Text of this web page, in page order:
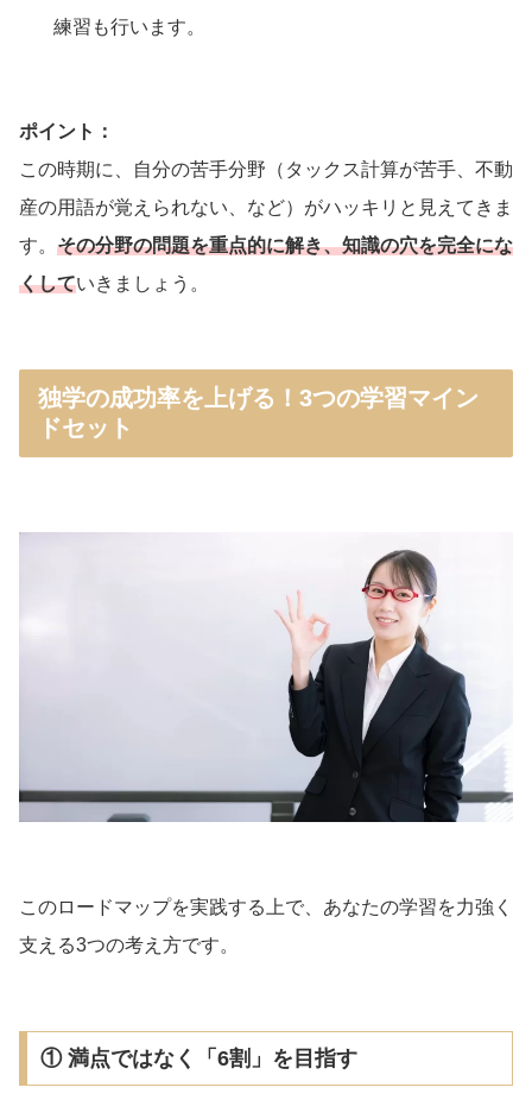
練習も行います。
ポイント：
この時期に、自分の苦手分野（タックス計算が苦手、不動
産の用語が覚えられない、など）がハッキリと見えてきま
す。 その分野の問題を重点的に解き、知識の穴を完全にな
くしていきましょう。
独学の成功率を上げる！3つの学習マイン
ドセット
このロードマップを実践する上で、あなたの学習を力強く
支える3つの考え方です。
① 満点ではなく「6割」を目指す